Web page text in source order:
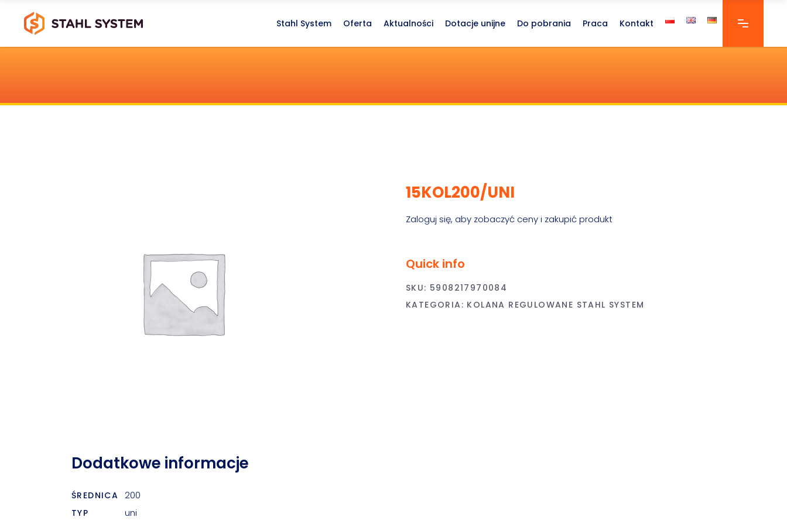
Stahl System Oferta Aktualności Dotacje unijne Do pobrania Praca Kontakt
15KOL200/UNI
Zaloguj się, aby zobaczyć ceny i zakupić produkt
Quick info
SKU: 5908217970084
KATEGORIA: KOLANA REGULOWANE STAHL SYSTEM
Dodatkowe informacje
ŚREDNICA 200
TYP uni